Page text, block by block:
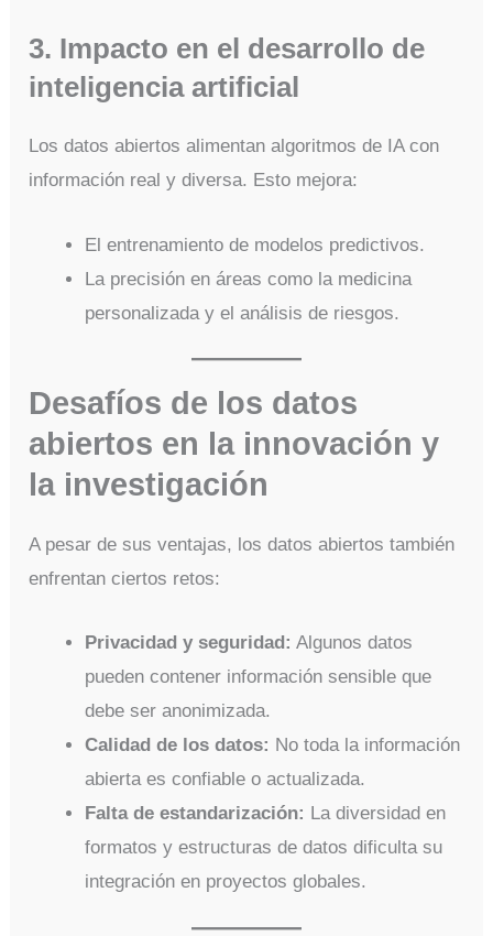
3. Impacto en el desarrollo de
inteligencia artificial
Los datos abiertos alimentan algoritmos de IA con
información real y diversa. Esto mejora:
El entrenamiento de modelos predictivos.
La precisión en áreas como la medicina
personalizada y el análisis de riesgos.
Desafíos de los datos
abiertos en la innovación y
la investigación
A pesar de sus ventajas, los datos abiertos también
enfrentan ciertos retos:
Privacidad y seguridad: Algunos datos
pueden contener información sensible que
debe ser anonimizada.
Calidad de los datos: No toda la información
abierta es confiable o actualizada.
Falta de estandarización: La diversidad en
formatos y estructuras de datos dificulta su
integración en proyectos globales.